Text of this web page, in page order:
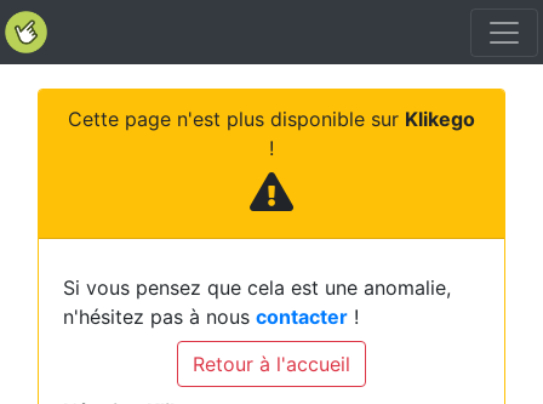
Cette page n'est plus disponible sur Klikego
!
Si vous pensez que cela est une anomalie,
n'hésitez pas à nous contacter !
Retour à l'accueil